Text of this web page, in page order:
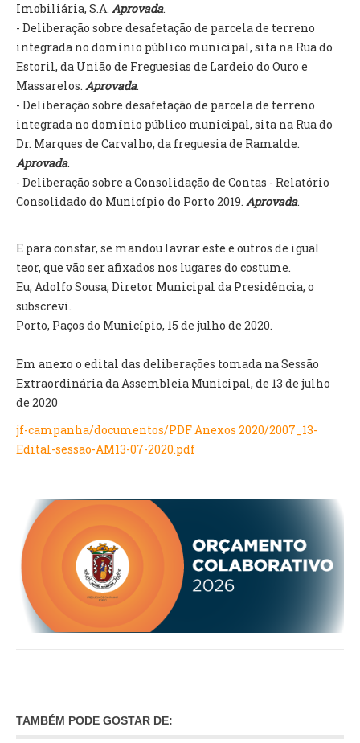
GERAIS
SECRETARIA
CANÍDEOS
RECENSEAMENTO ELEITORAL
ATESTADOS
VENDA AMBULANTE
EMPREGO (GIP)
APOIO AOS DESEMPREGADOS
APOIO ÀS EMPRESAS
OFERTAS DE EMPREGO
Imobiliária, S.A. Aprovada.
- Deliberação sobre desafetação de parcela de terreno
integrada no domínio público municipal, sita na Rua do
Estoril, da União de Freguesias de Lardeio do Ouro e
Massarelos. Aprovada.
- Deliberação sobre desafetação de parcela de terreno
integrada no domínio público municipal, sita na Rua do
Dr. Marques de Carvalho, da freguesia de Ramalde.
Aprovada.
- Deliberação sobre a Consolidação de Contas - Relatório
Consolidado do Município do Porto 2019. Aprovada.
E para constar, se mandou lavrar este e outros de igual
teor, que vão ser afixados nos lugares do costume.
Eu, Adolfo Sousa, Diretor Municipal da Presidência, o
subscrevi.
Porto, Paços do Município, 15 de julho de 2020.
Em anexo o edital das deliberações tomada na Sessão
Extraordinária da Assembleia Municipal, de 13 de julho
de 2020
jf-campanha/documentos/PDF Anexos 2020/2007_13-
Edital-sessao-AM13-07-2020.pdf
TAMBÉM PODE GOSTAR DE: